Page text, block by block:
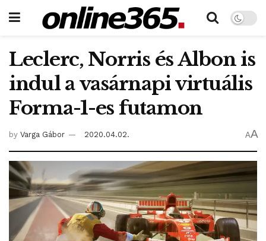
Leclerc, Norris és Albon is
indul a vasárnapi virtuális
Forma-1-es futamon
by Varga Gábor 2020.04.02. AA